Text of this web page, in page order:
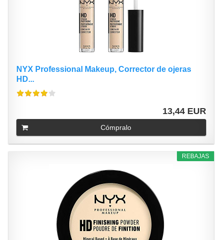
NYX Professional Makeup, Corrector de ojeras
HD...
13,44 EUR
Cómpralo
REBAJAS